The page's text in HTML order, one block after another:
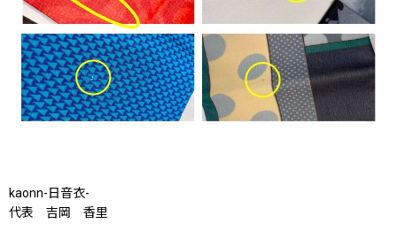
kaonn-日音衣-
代表 吉岡 香里